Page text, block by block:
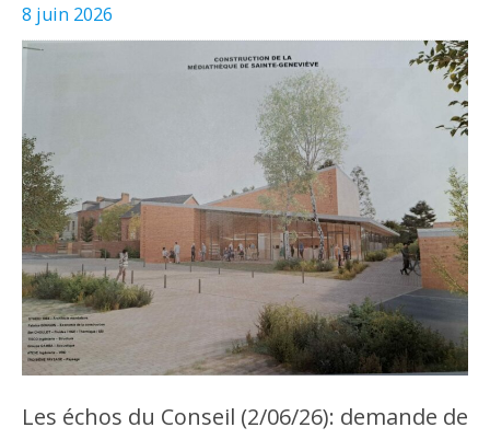
8 juin 2026
Les échos du Conseil (2/06/26): demande de